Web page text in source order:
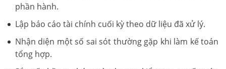
phần hành.
Lập báo cáo tài chính cuối kỳ theo dữ liệu đã xử lý.
Nhận diện một số sai sót thường gặp khi làm kế toán
tổng hợp.